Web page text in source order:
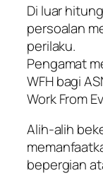
Di luar
persoalan
perilaku.
Pengamat
WFH bagi
Work From
Alih-alih
bepergian